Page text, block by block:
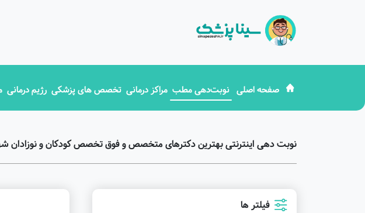
صفحه اصلی نوبت‌دهی مطب مراکز درمانی تخصص های پزشکی رژیم درمانی
نوبت دهی اینترنتی بهترین دکترهای متخصص و فوق تخصص کودکان و
فیلتر ها